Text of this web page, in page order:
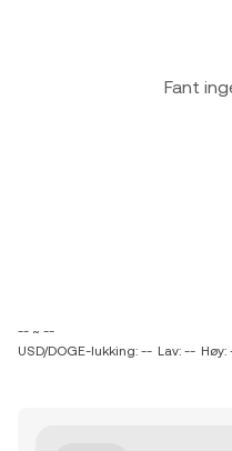
Fant
-- ~ --
USD/DOGE-lukking: -- Lav: -- Høy: